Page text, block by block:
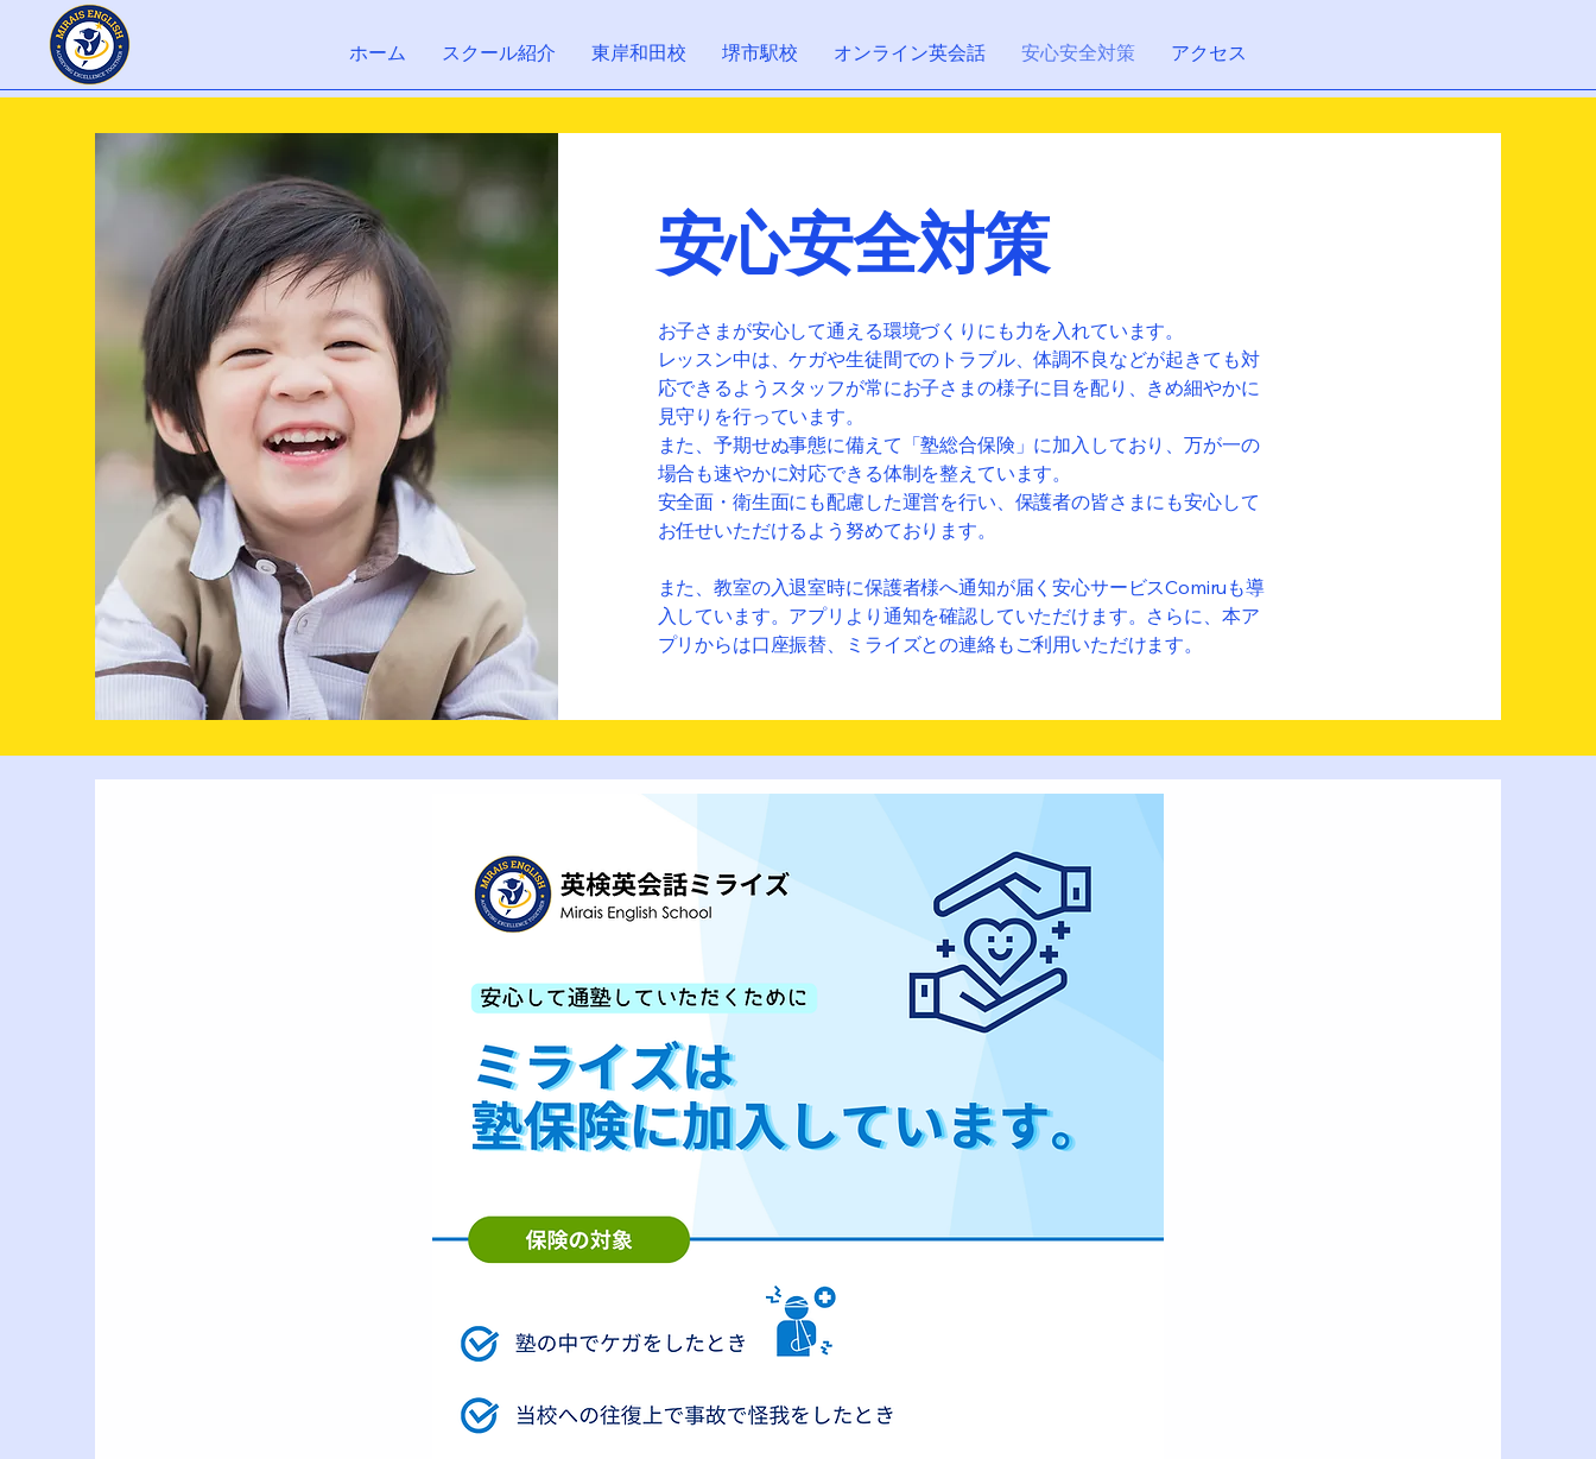
ホーム スクール紹介 東岸和田校 堺市駅校 オンライン英会話 安心安全対策 アクセス
安心安全対策
お子さまが安心して通える環境づくりにも力を入れています。
レッスン中は、ケガや生徒間でのトラブル、体調不良などが起きても対
応できるようスタッフが常にお子さまの様子に目を配り、きめ細やかに
見守りを行っています。
また、予期せぬ事態に備えて「塾総合保険」に加入しており、万が一の
場合も速やかに対応できる体制を整えています。
安全面・衛生面にも配慮した運営を行い、保護者の皆さまにも安心して
お任せいただけるよう努めております。
​また、教室の入退室時に保護者様へ通知が届く安心サービスComiruも導
入しています。アプリより通知を確認していただけます。さらに、本ア
プリからは口座振替、ミライズとの連絡もご利用いただけます。